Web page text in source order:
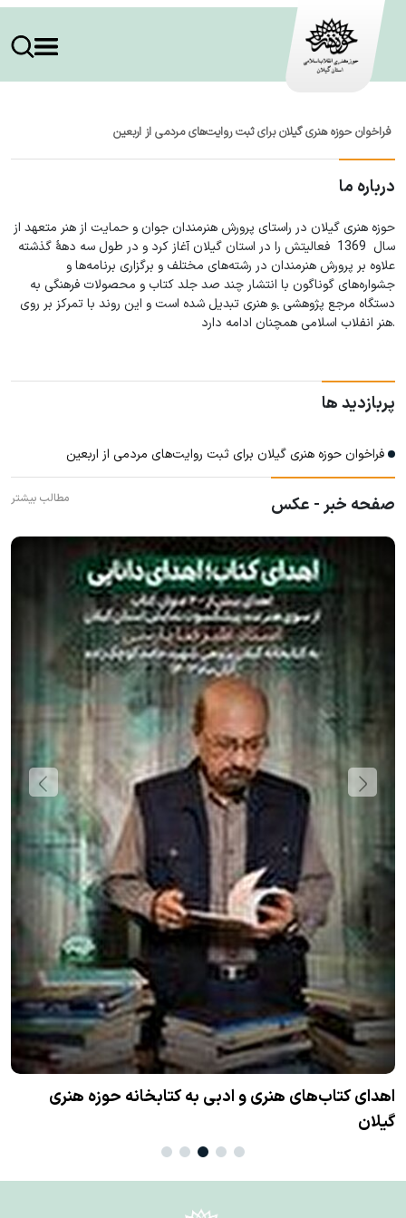
فراخوان حوزه هنری گیلان برای ثبت روایت‌های مردمی از اربعین
درباره ما
حوزه هنری گیلان در راستای پرورش هنرمندان جوان و حمایت از هنر متعهد از
سال 1369 فعالیتش را در استان گیلان آغاز کرد و در طول سه دهۀ گذشته
علاوه بر پرورش هنرمندان در رشته‌های مختلف و برگزاری برنامه‌ها و
جشواره‌های گوناگون با انتشار چند صد جلد کتاب و محصولات فرهنگی به
دستگاه مرجع پژوهشی .وهنری تبدیل شده است و این روند با تمرکز بر روی
هنر انفلاب اسلامی همچنان ادامه دارد.
پربازدید ها
فراخوان حوزه هنری گیلان برای ثبت روایت‌های مردمی از اربعین
صفحه خبر - عکس مطالب بیشتر
اهدای کتاب‌های هنری و ادبی به کتابخانه حوزه هنری
گیلان